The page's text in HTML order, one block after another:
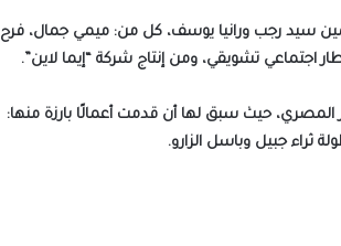
سيد رجب ورانيا يوسف، كل من: ميمي جمال، فرح
اجتماعي تشويقي، ومن إنتاج شركة “إيما لاين”.
المصري، حيث سبق لها أن قدمت أعمالًا بارزة منها:
ثراء جبيل وباسل الزارو.